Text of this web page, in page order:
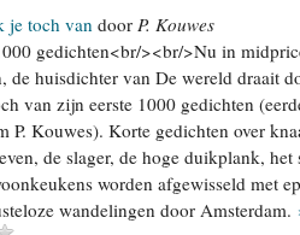
je toch van door P. Kouwes
gedichten<br/><br/>Nu in
de huisdichter van De wereld draait
van zijn eerste 1000 gedichten
P. Kouwes). Korte gedichten over
de slager, de hoge duikplank,
worden afgewisseld met
wandelingen door Amsterdam.